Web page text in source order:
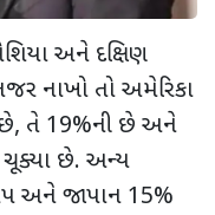
અને દક્ષિણ
નાખો તોઅમેરિકા
, તે 19%ની છે અને
ચૂક્યા છે. અન્ય
અને જાપાન 15%